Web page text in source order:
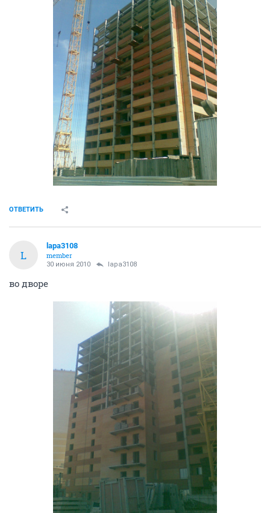
ОТВЕТИТЬ
L
lapa3108
member
30 июня 2010 lapa3108
во дворе